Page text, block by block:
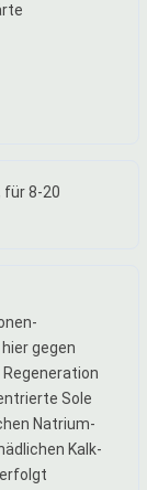
für 8-20
gegen
Sole
Natrium-
Kalk-